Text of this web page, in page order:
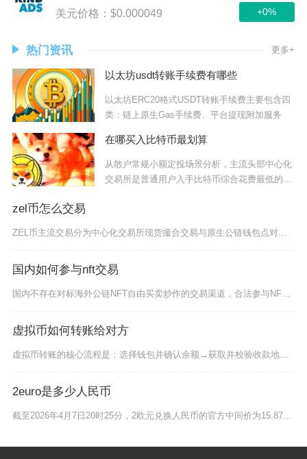
美元价格：$0.000049 +0%
热门资讯 更多+
以太坊usdt转账手续费有哪些
以太坊ERC20格式USDT转账手续费主要包含四
类：链上原生Gas手续费、平台提现附加服务
在哪买入比特币最划算
从散户常规小额定投场景分析，主流头部中心化
交易所是普通用户入手比特币综合花费最低的渠
zel币怎么交易
国内如何参与nft交易
国内不存在对标海外公链NFT自由买卖炒作的交易渠道，合法参与NFT相关品类只能以数字藏品的
虚拟币如何转账给对方
虚拟币转账的核心流程是：选择钱包并确认余额→获取并校验收款地址→选择匹配网络→设置手续费→
2euro是多少人民币
截至2026年4月7日20时25分，2欧元兑换人民币的官方中间价为15.8796元，实时市